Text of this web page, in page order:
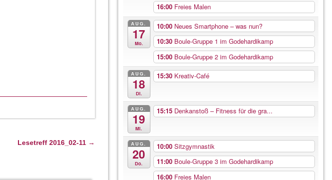
Lesetreff 2016_02-11 →
16:00 Freies Malen
AUG.
17
Mo.
10:00 Neues Smartphone – was nun?
10:30 Boule-Gruppe 1 im Godehardikamp
15:00 Boule-Gruppe 2 im Godehardikamp
AUG.
18
Di.
15:30 Kreativ-Café
AUG.
19
Mi.
15:15 Denkanstoß – Fitness für die gra...
AUG.
20
Do.
10:00 Sitzgymnastik
11:00 Boule-Gruppe 3 im Godehardikamp
16:00 Freies Malen